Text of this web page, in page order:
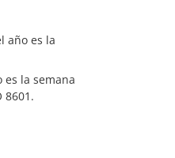
año es la
la semana
8601.